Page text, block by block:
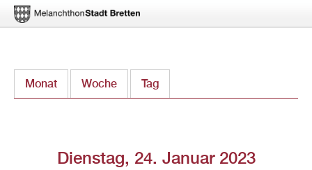
zum
Monat Woche Tag
Dienstag, 24. Januar 2023